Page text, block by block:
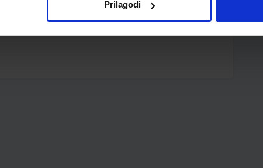
Prilagodi